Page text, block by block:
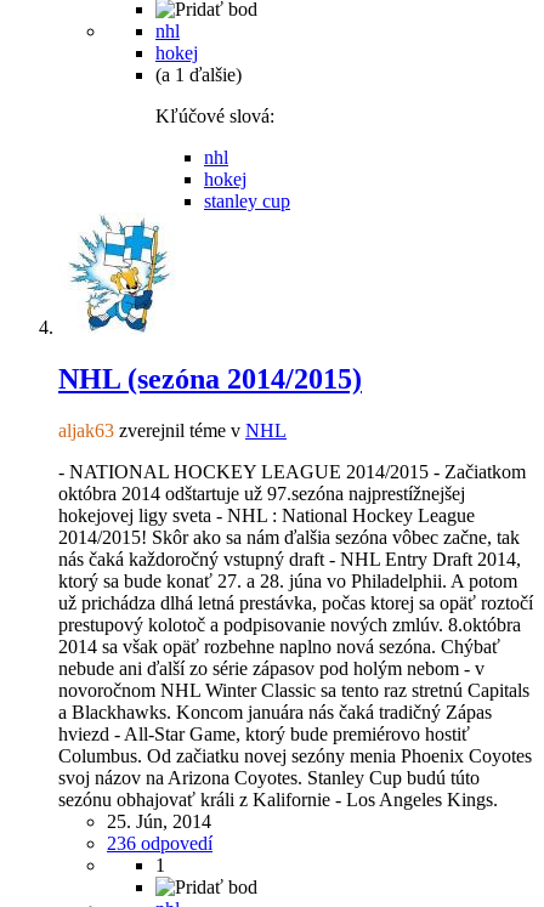
nhl
hokej
(a 1 ďalšie)
Kľúčové slová:
nhl
hokej
stanley cup
NHL (sezóna 2014/2015)
aljak63 zverejnil téme v NHL
- NATIONAL HOCKEY LEAGUE 2014/2015 - Začiatkom
októbra 2014 odštartuje už 97.sezóna najprestížnejšej
hokejovej ligy sveta - NHL : National Hockey League
2014/2015! Skôr ako sa nám ďalšia sezóna vôbec začne, tak
nás čaká každoročný vstupný draft - NHL Entry Draft 2014,
ktorý sa bude konať 27. a 28. júna vo Philadelphii. A potom
už prichádza dlhá letná prestávka, počas ktorej sa opäť roztočí
prestupový kolotoč a podpisovanie nových zmlúv. 8.októbra
2014 sa však opäť rozbehne naplno nová sezóna. Chýbať
nebude ani ďalší zo série zápasov pod holým nebom - v
novoročnom NHL Winter Classic sa tento raz stretnú Capitals
a Blackhawks. Koncom januára nás čaká tradičný Zápas
hviezd - All-Star Game, ktorý bude premiérovo hostiť
Columbus. Od začiatku novej sezóny menia Phoenix Coyotes
svoj názov na Arizona Coyotes. Stanley Cup budú túto
sezónu obhajovať králi z Kalifornie - Los Angeles Kings.
25. Jún, 2014
236 odpovedí
1